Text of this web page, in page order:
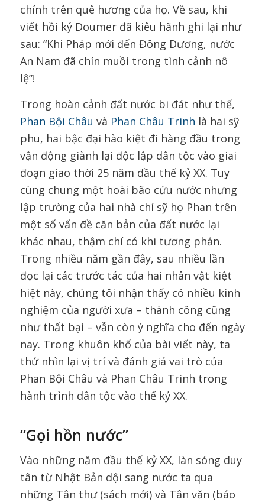
chính trên quê hương của họ. Về sau, khi
viết hồi ký Doumer đã kiêu hãnh ghi lại như
sau: “Khi Pháp mới đến Đông Dương, nước
An Nam đã chín muồi trong tình cảnh nô
lệ”!
Trong hoàn cảnh đất nước bi đát như thế,
Phan Bội Châu và Phan Châu Trinh là hai sỹ
phu, hai bậc đại hào kiệt đi hàng đầu trong
vận động giành lại độc lập dân tộc vào giai
đoạn giao thời 25 năm đầu thế kỷ XX. Tuy
cùng chung một hoài bão cứu nước nhưng
lập trường của hai nhà chí sỹ họ Phan trên
một số vấn đề căn bản của đất nước lại
khác nhau, thậm chí có khi tương phản.
Trong nhiều năm gần đây, sau nhiều lần
đọc lại các trước tác của hai nhân vật kiệt
hiệt này, chúng tôi nhận thấy có nhiều kinh
nghiệm của người xưa – thành công cũng
như thất bại – vẫn còn ý nghĩa cho đến ngày
nay. Trong khuôn khổ của bài viết này, ta
thử nhìn lại vị trí và đánh giá vai trò của
Phan Bội Châu và Phan Châu Trinh trong
hành trình dân tộc vào thế kỷ XX.
“Gọi hồn nước”
Vào những năm đầu thế kỷ XX, làn sóng duy
tân từ Nhật Bản dội sang nước ta qua
những Tân thư (sách mới) và Tân văn (báo